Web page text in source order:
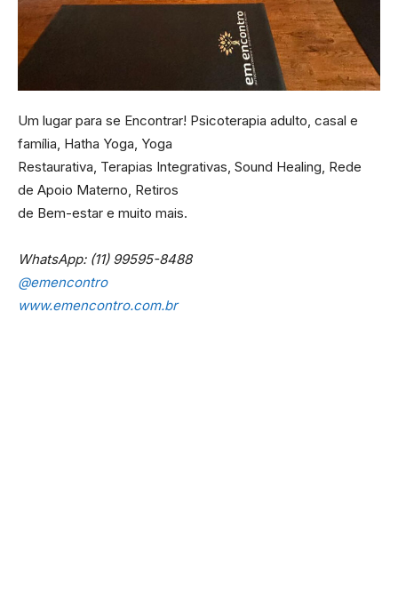
Um lugar para se Encontrar! Psicoterapia adulto, casal e
família, Hatha Yoga, Yoga
Restaurativa, Terapias Integrativas, Sound Healing, Rede
de Apoio Materno, Retiros
de Bem-estar e muito mais.
WhatsApp: (11) 99595-8488
@emencontro
www.emencontro.com.br